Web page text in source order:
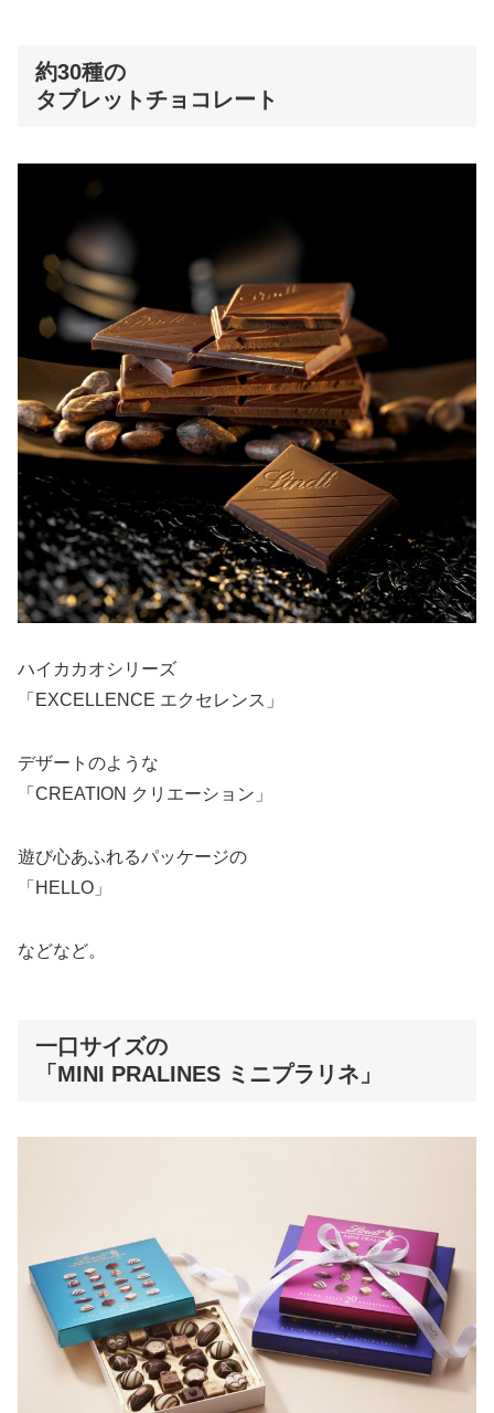
約30種の
タブレットチョコレート
ハイカカオシリーズ
「EXCELLENCE エクセレンス」
デザートのような
「CREATION クリエーション」
遊び心あふれるパッケージの
「HELLO」
などなど。
一口サイズの
「MINI PRALINES ミニプラリネ」